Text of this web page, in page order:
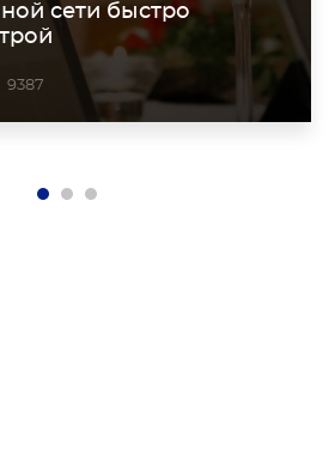
сети быстро
9387